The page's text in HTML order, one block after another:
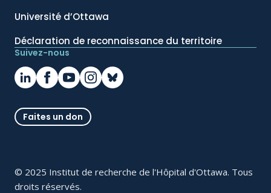
Université d’Ottawa
Déclaration de reconnaissance du territoire
Suivez-nous
Faites un don
© 2025 Institut de recherche de l'Hôpital d'Ottawa. Tous
droits réservés.